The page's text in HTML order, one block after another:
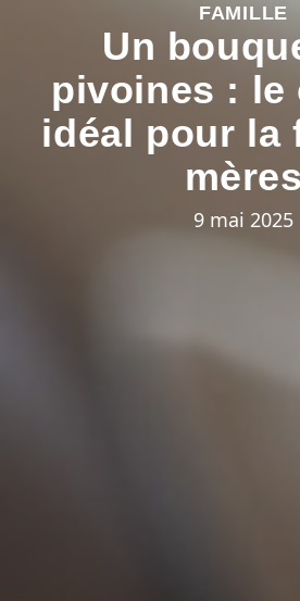
FAMILLE
Un
pivoines : le
idéal pour la
mères
9 mai 2025